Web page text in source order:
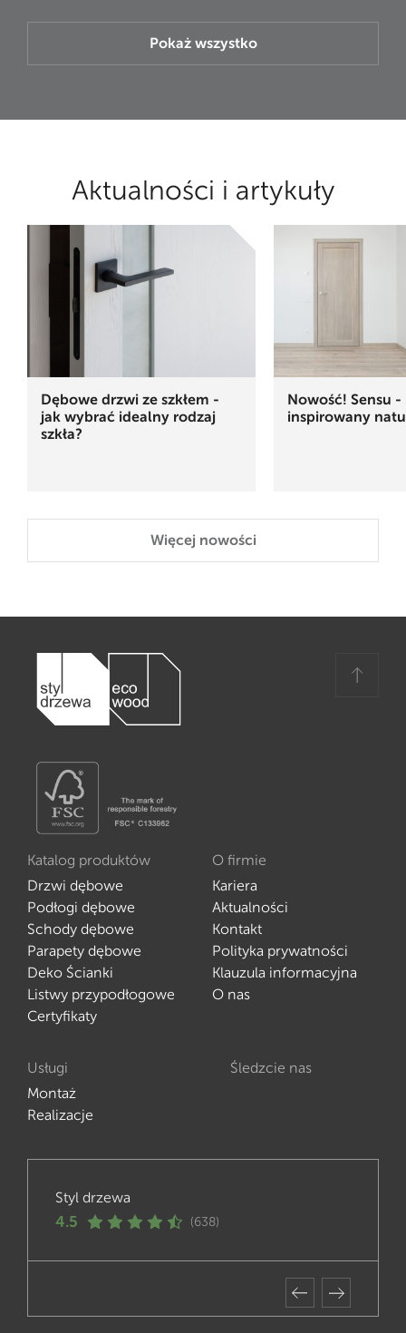
Pokaż wszystko
Aktualności i artykuły
Dębowe drzwi ze szkłem -
jak wybrać idealny rodzaj
szkła?
Nowość! Sensu
inspirowany
Więcej nowości
Katalog produktów
Drzwi dębowe
Podłogi dębowe
Schody dębowe
Parapety dębowe
Deko Ścianki
Listwy przypodłogowe
Certyfikaty
O firmie
Kariera
Aktualności
Kontakt
Polityka prywatności
Klauzula informacyjna
O nas
Usługi
Montaż
Realizacje
Śledzcie nas
Styl drzewa
4.5 (638)